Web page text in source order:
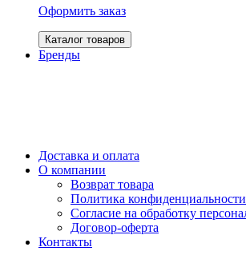
Оформить заказ
Каталог товаров
Бренды
Доставка и оплата
О компании
Возврат товара
Политика конфиденциальности
Согласие на обработку
Договор-оферта
Контакты